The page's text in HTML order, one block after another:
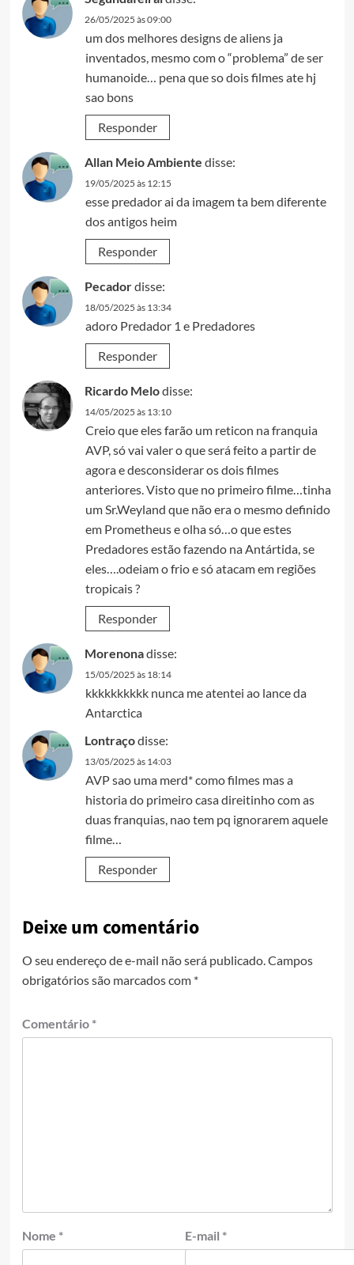
26/05/2025 às 09:00
um dos melhores designs de aliens ja
inventados, mesmo com o “problema” de ser
humanoide… pena que so dois filmes ate hj
sao bons
Responder
Allan Meio Ambiente disse:
19/05/2025 às 12:15
esse predador ai da imagem ta bem diferente
dos antigos heim
Responder
Pecadordisse:
18/05/2025 às 13:34
adoro Predador 1 e Predadores
Responder
Ricardo Melodisse:
14/05/2025 às 13:10
Creio que eles farão um reticon na franquia
AVP, só vai valer o que será feito a partir de
agora e desconsiderar os dois filmes
anteriores. Visto que no primeiro filme…tinha
um Sr.Weyland que não era o mesmo definido
em Prometheus e olha só…o que estes
Predadores estão fazendo na Antártida, se
eles….odeiam o frio e só atacam em regiões
tropicais ?
Responder
Morenonadisse:
15/05/2025 às 18:14
kkkkkkkkkk nunca me atentei ao lance da
Antarctica
Lontraçodisse:
13/05/2025 às 14:03
AVP sao uma merd* como filmes mas a
historia do primeiro casa direitinho com as
duas franquias, nao tem pq ignorarem aquele
filme…
Responder
Deixe um comentário
O seu endereço de e-mail não será publicado.Campos
obrigatórios são marcados com *
Comentário *
Nome * E-mail *